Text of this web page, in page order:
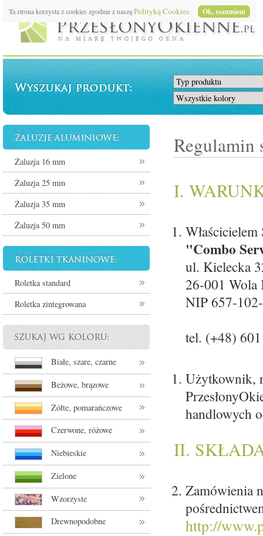
Ta strona korzysta z cookies zgodnie z nasząPolityką Cookies. Ok, rozumiem
Żaluzja 16 mm
Żaluzja 25 mm
Żaluzja 35 mm
Żaluzja 50 mm
Roletka standard
Roletka zintegrowana
Białe, szare, czarne
Beżowe, brązowe
Żółte, pomarańczowe
Czerwone, różowe
Niebieskie
Zielone
Wzorzyste
Drewnopodobne
Regulamin
I.
"Combo
ul. Kielecka
26-001 Wola
NIP 657-
tel. (+48)
Użytkownik,
handlowych
II.
Zamówienia
http://